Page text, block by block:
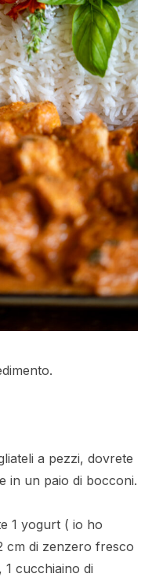
a pezzi, dovrete
in un paio di bocconi.
1 yogurt ( io ho
cm di zenzero fresco
1 cucchiaino di